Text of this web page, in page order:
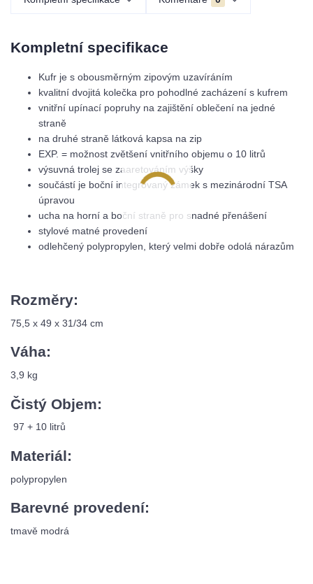
Kompletní specifikace
Kufr je s obousměrným zipovým uzavíráním
kvalitní dvojitá kolečka pro pohodlné zacházení s kufrem
vnitřní upínací popruhy na zajištění oblečení na jedné
straně
na druhé straně látková kapsa na zip
EXP. = možnost zvětšení vnitřního objemu o 10 litrů
výsuvná trolej se zaaretováním výšky
součástí je boční integrovaný zámek s mezinárodní TSA
úpravou
ucha na horní a boční straně pro snadné přenášení
stylové matné provedení
odlehčený polypropylen, který velmi dobře odolá nárazům
Rozměry:
75,5 x 49 x 31/34 cm
Váha:
3,9 kg
Čistý Objem:
97 + 10 litrů
Materiál:
polypropylen
Barevné provedení:
tmavě modrá